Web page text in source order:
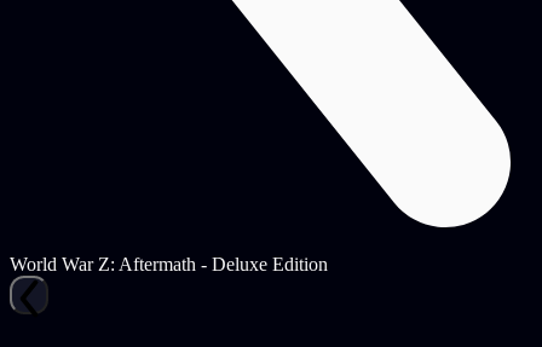
World War Z: Aftermath - Deluxe Edition